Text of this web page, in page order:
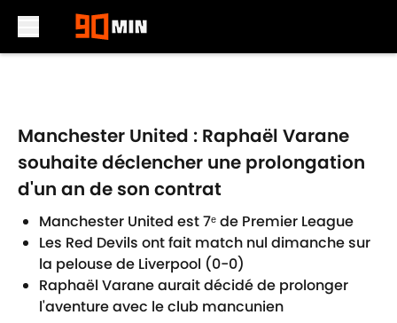
Manchester United : Raphaël Varane
souhaite déclencher une prolongation
d'un an de son contrat
Manchester United est 7ᵉ de Premier League
Les Red Devils ont fait match nul dimanche sur
la pelouse de Liverpool (0-0)
Raphaël Varane aurait décidé de prolonger
l'aventure avec le club mancunien